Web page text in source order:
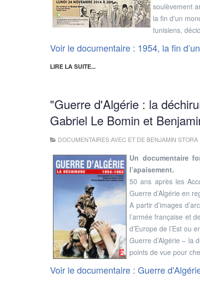
soulèvement
la fin d'un
tunisiens,
Voir le documentaire : 1954, la fin
LIRE LA SUITE...
"Guerre d'Algérie : la
Gabriel Le Bomin et
DOCUMENTAIRES AVEC ET DE BENJAMIN STORA
Un documentaire
l’apaisement.
50 ans après les
Guerre d’Algérie en
A partir d’images
l’armée française et
d’Europe de l’Est ou
Guerre d’Algérie – la
points de vue pour
Voir le documentaire : Guerre